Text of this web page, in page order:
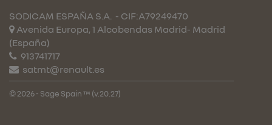
SODICAM ESPAÑA S.A. - CIF:A79249470
Avenida Europa, 1 Alcobendas Madrid- Madrid
(España)
913741717
satmt@renault.es
© 2026 - Sage Spain ™ (v.20.27)